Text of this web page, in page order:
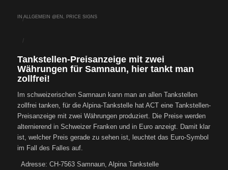
/
IN ALLGEMEIN @EN , PRICE SIGNS
/
Tankstellen-Preisanzeige mit zwei
Währungen für Samnaun, hier tankt man
zollfrei!
Im schweizerischen Samnaun kann man an allen Tankstellen
zollfrei tanken, für die Alpina-Tankstelle hat ACT eine Tankstellen-
Preisanzeige mit zwei Währungen produziert. Die Preise werden
alternierend in Schweizer Franken und in Euro anzeigt. Damit klar
ist, welcher Preis gerade zu sehen ist, leuchtet das Euro-Symbol
im Fall des Falles auf.
Adresse: CH-7563 Samnaun, Alpina Tankstelle